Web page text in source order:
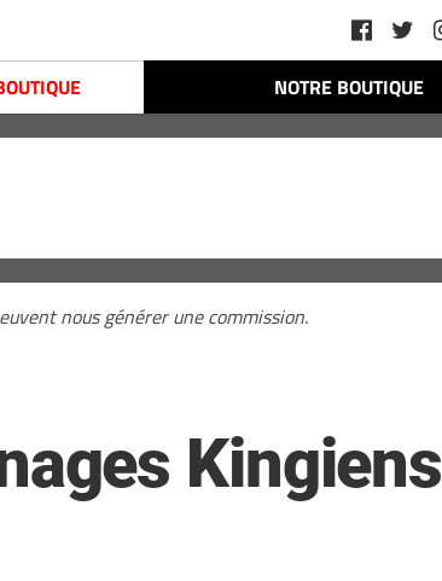
NOTRE BOUTIQUE
nous générer une commission.
Kingiens